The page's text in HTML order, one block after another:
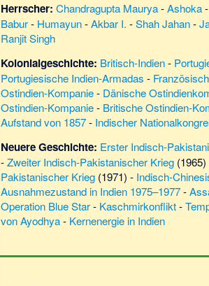
Herrscher: Chandragupta Maurya-Ashoka-
Babur- Humayun-Akbar I. -Shah Jahan-
Ranjit Singh
Kolonialgeschichte: Britisch-Indien-
Portugiesische Indien-Armadas -
Ostindien-Kompanie- Dänische
Ostindien-Kompanie- Britische Ostindien-
Aufstand von 1857- Indischer
Neuere Geschichte: Erster Indisch-
-Zweiter Indisch-Pakistanischer Krieg(1965)
Pakistanischer Krieg(1971) - Indisch-
Ausnahmezustand in Indien 1975–1977-
Operation Blue Star- Kaschmirkonflikt-
von Ayodhya- Kernenergie in Indien